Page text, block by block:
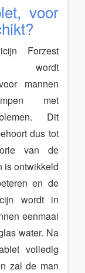
voor
Forzest
wordt
mannen
met
Dit
dus tot
van de
is ontwikkeld
en de
wordt in
eenmaal
water. Na
volledig
zal de man